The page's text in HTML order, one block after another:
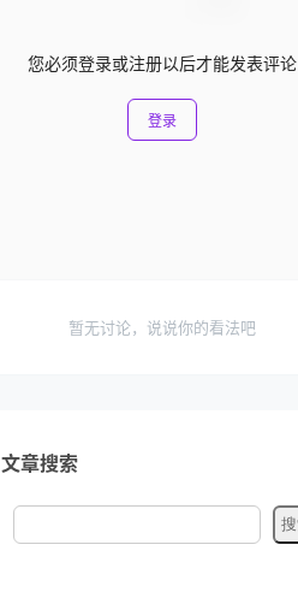
您必须登录或注册以后才能发表评论
登录
暂无讨论，说说你的看法吧
文章搜索